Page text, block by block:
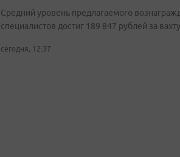
Средний уровень предлагаемого
специалистов достиг 189 847 рублей за вахту
сегодня, 12:37